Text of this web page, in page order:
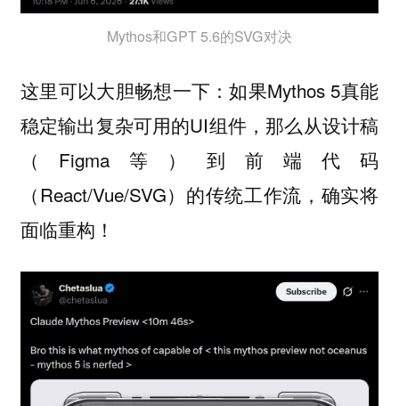
Mythos和GPT 5.6的SVG对决
这里可以大胆畅想一下：如果Mythos 5真能
稳定输出复杂可用的UI组件，那么从设计稿
（Figma等）到前端代码
（React/Vue/SVG）的传统工作流，确实将
面临重构！